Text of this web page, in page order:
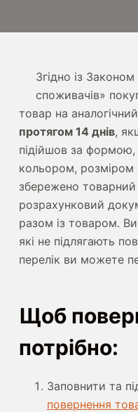
Згідно із
споживачів»
товар на
протягом 14 днів,
підійшов за
кольором, розміром
збережено товарний
розрахунковий
разом із товаром.
які не підлягають
перелік ви можете
Щоб
потрібно:
Заповнити та
повернення